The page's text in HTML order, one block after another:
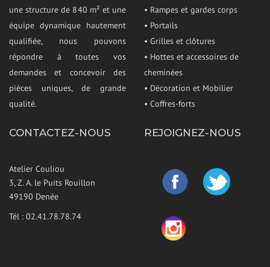
une structure de 840 m² et une
équipe dynamique hautement
qualifiée, nous pouvons
répondre à toutes vos
demandes et concevoir des
pièces uniques, de grande
qualité.
• Rampes et gardes corps
• Portails
• Grilles et clôtures
• Hottes et accessoires de
cheminées
• Décoration et Mobilier
• Coffres-forts
CONTACTEZ-NOUS
Atelier Couliou
3, Z. A. le Puits Rouillon
49190 Denée
Tél : 02.41.78.78.74
REJOIGNEZ-NOUS